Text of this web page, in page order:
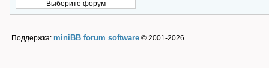
Поддержка: miniBB forum software © 2001-2026